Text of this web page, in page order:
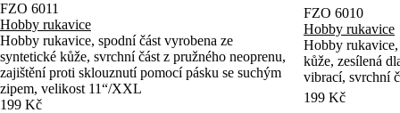
FZO 6011
Hobby rukavice
Hobby rukavice, spodní část vyrobena ze
syntetické kůže, svrchní část z pružného neoprenu,
zajištění proti sklouznutí pomocí pásku se suchým
zipem, velikost 11“/XXL
199 Kč
FZO 6010
Hobby rukavice
Hobby
kůže, zesílená
vibrací, svrchní
199 Kč